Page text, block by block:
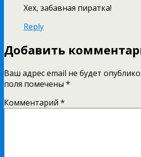
Хех, забавная пиратка!
Reply
Добавить
Ваш адрес email не будет
поля помечены *
Комментарий *